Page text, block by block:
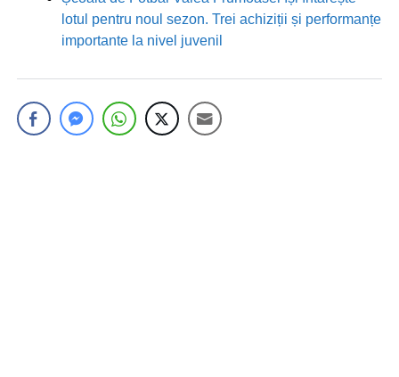
lotul pentru noul sezon. Trei achiziții și performanțe
importante la nivel juvenil